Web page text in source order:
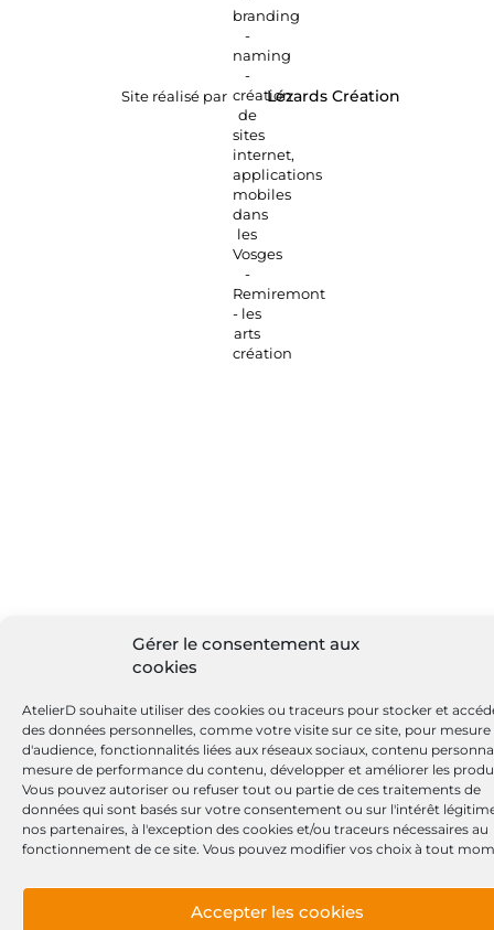
Gérer le consentement aux
cookies
AtelierD souhaite utiliser des cookies ou traceurs pour stocker et
des données personnelles, comme votre visite sur ce site, pour mesure
d'audience, fonctionnalités liées aux réseaux sociaux, contenu
mesure de performance du contenu, développer et améliorer les
Vous pouvez autoriser ou refuser tout ou partie de ces traitements de
données qui sont basés sur votre consentement ou sur l'intérêt
nos partenaires, à l'exception des cookies et/ou traceurs nécessaires au
fonctionnement de ce site. Vous pouvez modifier vos choix à tout
Accepter les cookies
Site réalisé par Lézards Création